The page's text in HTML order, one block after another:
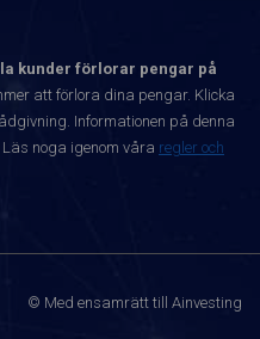
kunder förlorar pengar på
att förlora dina pengar. Klicka
Informationen på denna
noga igenom våra regler och
© Med ensamrätt till Ainvesting